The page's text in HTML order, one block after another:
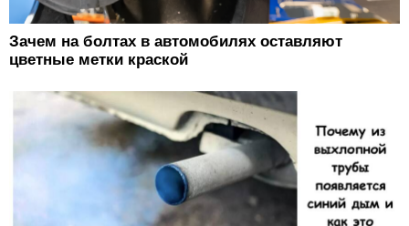
Зачем на болтах в автомобилях оставляют
цветные метки краской